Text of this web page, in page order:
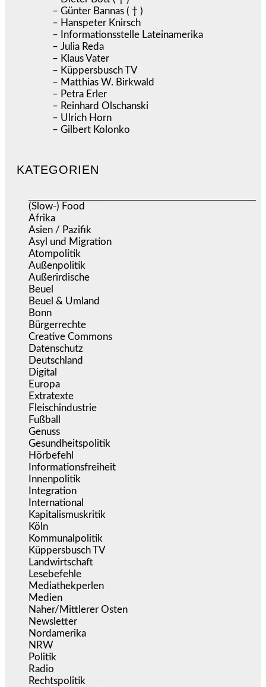
– Günter Bannas ( † )
– Hanspeter Knirsch
– Informationsstelle Lateinamerika
– Julia Reda
– Klaus Vater
– Küppersbusch TV
– Matthias W. Birkwald
– Petra Erler
– Reinhard Olschanski
– Ulrich Horn
– Gilbert Kolonko
KATEGORIEN
(Slow-) Food
Afrika
Asien / Pazifik
Asyl und Migration
Atompolitik
Außenpolitik
Außerirdische
Beuel
Beuel & Umland
Bonn
Bürgerrechte
Creative Commons
Datenschutz
Deutschland
Digital
Europa
Extratexte
Fleischindustrie
Fußball
Genuss
Gesundheitspolitik
Hörbefehl
Informationsfreiheit
Innenpolitik
Integration
International
Kapitalismuskritik
Köln
Kommunalpolitik
Küppersbusch TV
Landwirtschaft
Lesebefehle
Mediathekperlen
Medien
Naher/Mittlerer Osten
Newsletter
Nordamerika
NRW
Politik
Radio
Rechtspolitik